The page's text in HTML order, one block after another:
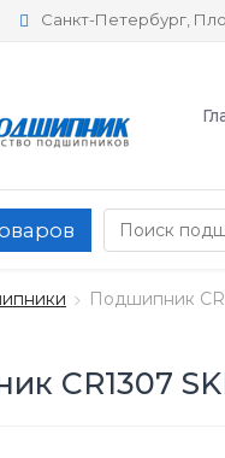
Санкт-Петербург,
Подшипник
CR1307